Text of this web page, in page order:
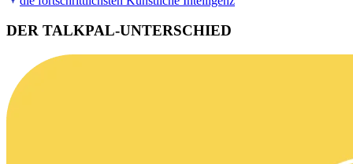
DER TALKPAL-UNTERSCHIED